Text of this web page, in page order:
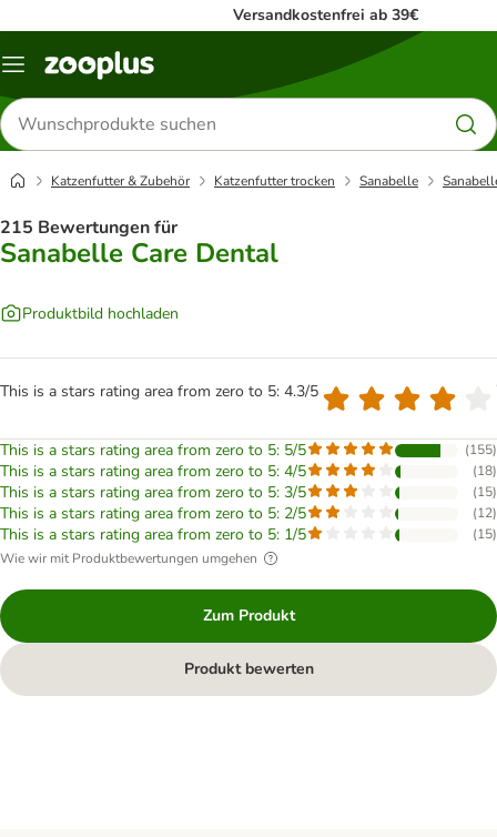
Versandkostenfrei ab 39€
Menü
Produkte
suchen
Katzenfutter & Zubehör Katzenfutter trocken Sanabelle
215 Bewertungen für
Sanabelle Care Dental
Produktbild hochladen
This is a stars rating area from zero to 5: 4.3/5
This is a stars rating area from zero to 5: 5/5 (155)
This is a stars rating area from zero to 5: 4/5 (18)
This is a stars rating area from zero to 5: 3/5 (15)
This is a stars rating area from zero to 5: 2/5 (12)
This is a stars rating area from zero to 5: 1/5 (15)
Wie wir mit Produktbewertungen umgehen
Zum Produkt
Produkt bewerten